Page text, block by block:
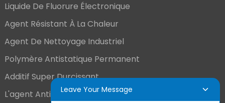
Liquide De Fluorure Électronique
Agent Résistant À La Chaleur
Agent De Nettoyage Industriel
Polymère Antistatique Permanent
Additif Super Durcissant
L'agent Antistatique Longue Durée
Leave Your Message